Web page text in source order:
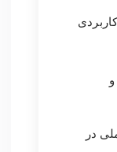
در